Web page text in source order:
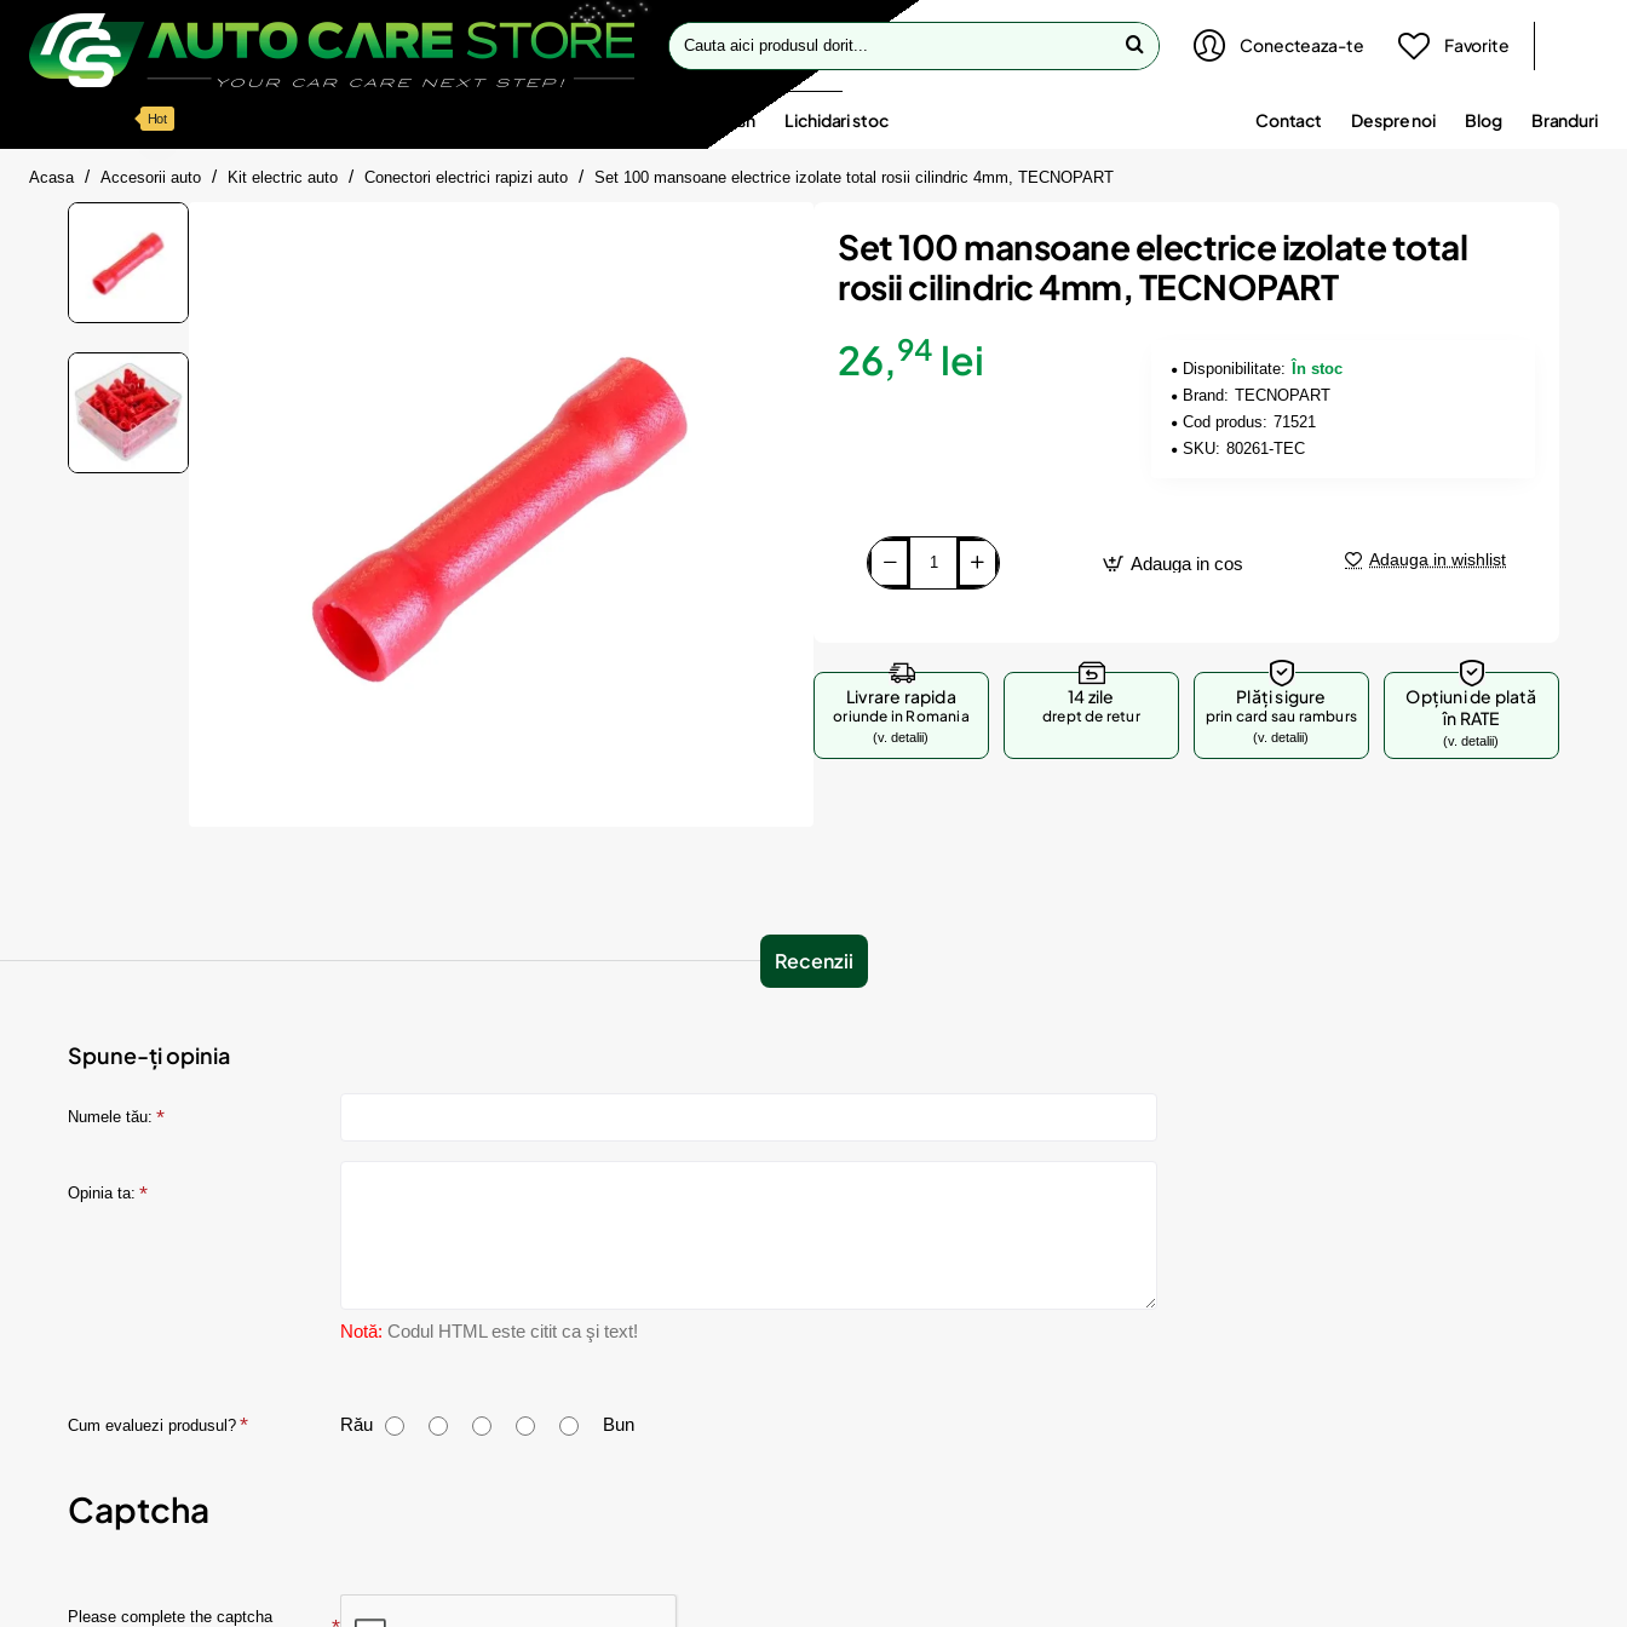
Cauta
aici
Conecteaza-te Favorite
Hot Oferte flash Lichidari stoc Contact Despre noi Blog Branduri
Acasa homeAccesorii auto Kit electric auto Conectori electrici rapizi auto Set 100 mansoane electrice izolate total rosii cilindric 4mm, TECNOPART
Set 100 mansoane electrice izolate total
rosii cilindric 4mm, TECNOPART
26,94 lei Disponibilitate:
În stoc
Brand: TECNOPART
Cod produs: 71521
SKU: 80261-TEC
Adauga in cos Adauga in wishlist
Livrare rapida
oriunde in Romania
(v. detalii)
14 zile
drept de retur
Plăți sigure
prin card sau ramburs
(v. detalii)
Opțiuni de plată
în RATE
(v. detalii)
Recenzii
Spune-ți opinia
Numele tău:
Opinia ta:
Notă: Codul HTML este citit ca şi text!
C
m
v
Cum evaluezi produsul? Rău Bun
Captcha
Please complete the captcha